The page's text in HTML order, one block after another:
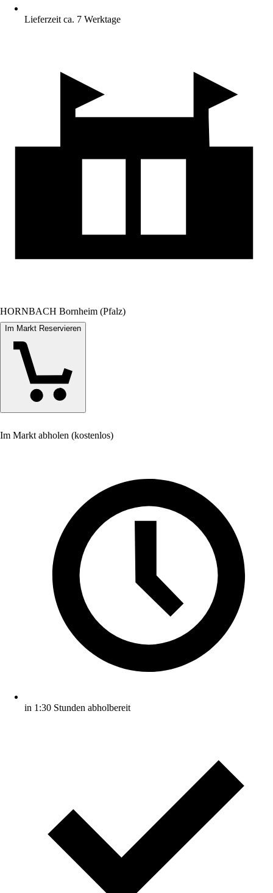
Lieferzeit ca. 7 Werktage
HORNBACH Bornheim (Pfalz)
Im Markt Reservieren
Im Markt abholen (kostenlos)
in 1:30 Stunden abholbereit